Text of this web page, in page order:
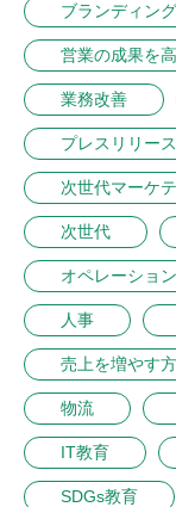
ブランディング
営業の成果を
業務改善
プレスリリース
次世代マーケ
次世代
オペレーション
人事
売上を増やす
物流
IT教育
SDGs教育